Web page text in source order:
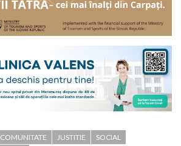
COMUNITATE JUSTITIE
SOCIAL